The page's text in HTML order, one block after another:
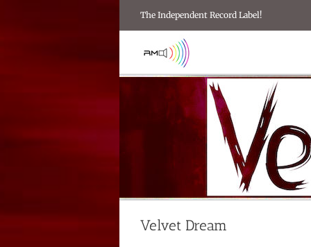
The Independent Record Label!
Velvet Dream